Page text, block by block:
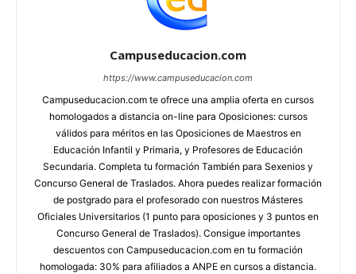
Campuseducacion.com
https://www.campuseducacion.com
Campuseducacion.com te ofrece una amplia oferta en cursos
homologados a distancia on-line para Oposiciones: cursos
válidos para méritos en las Oposiciones de Maestros en
Educación Infantil y Primaria, y Profesores de Educación
Secundaria. Completa tu formación También para Sexenios y
Concurso General de Traslados. Ahora puedes realizar formación
de postgrado para el profesorado con nuestros Másteres
Oficiales Universitarios (1 punto para oposiciones y 3 puntos en
Concurso General de Traslados). Consigue importantes
descuentos con Campuseducacion.com en tu formación
homologada: 30% para afiliados a ANPE en cursos a distancia.